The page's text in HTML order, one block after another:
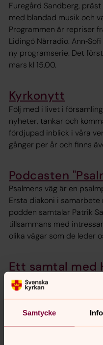
Samtycke
Furegård Sandberg,
med blandad musik och
Programmen är repriser
Lidingö Närradio.
ny programserie. Det
mars kl 15.00.
Kyrkonytt
Följ med i livet i
nyheter, tankar och
fördjupad inblick i våra
gånger per år och finns
Podcasten
Psalmens väg är en
Ersta diakoni i samarbete
podden samtalar Patrik
tillsammans med
olika vägar som de leder
Ett samtal med
Lidingö
Hans Ulfvebrand bjuder
Hans samtalar om tro,
med inslag av litterära